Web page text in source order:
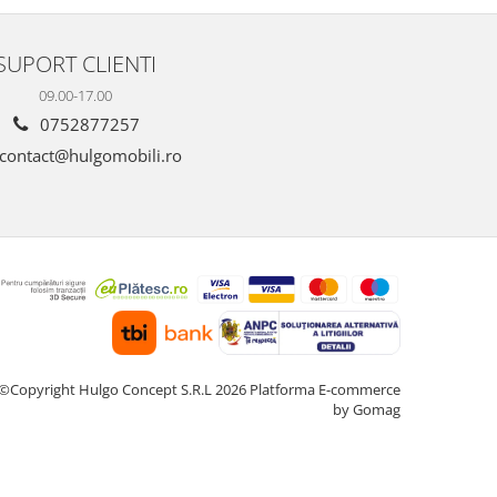
Personalizabil - Hulgo Mobili
CLIENTI
09.00-17.00
0752877257
contact@hulgomobili.ro
Hulgo Concept S.R.L 2026 Platforma E-commerce
by Gomag